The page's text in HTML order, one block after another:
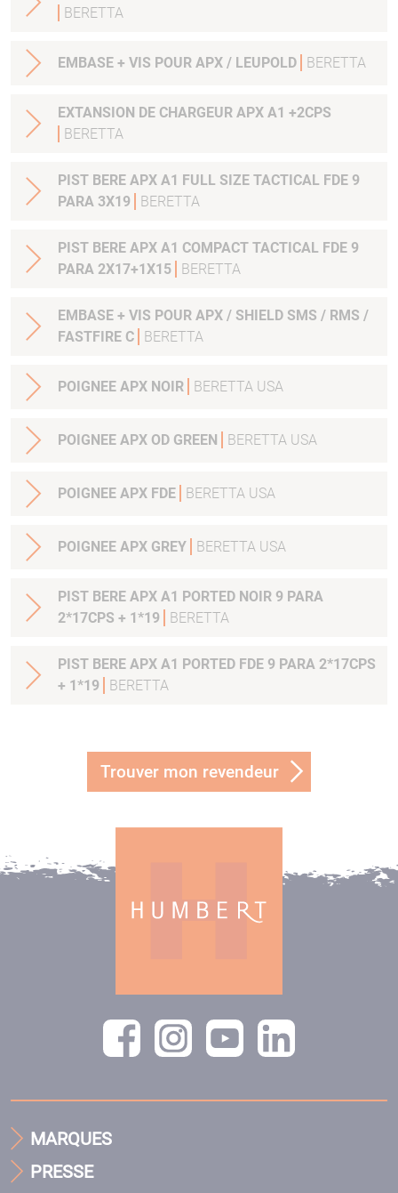
BERETTA
EMBASE + VIS POUR APX / LEUPOLD BERETTA
EXTANSION DE CHARGEUR APX A1 +2CPS
BERETTA
PIST BERE APX A1 FULL SIZE TACTICAL FDE 9
PARA 3X19
BERETTA
PIST BERE APX A1 COMPACT TACTICAL FDE 9
PARA 2X17+1X15
BERETTA
EMBASE + VIS POUR APX / SHIELD SMS / RMS /
FASTFIRE C
BERETTA
POIGNEE APX NOIR BERETTA USA
POIGNEE APX OD GREEN BERETTA USA
POIGNEE APX FDE BERETTA USA
POIGNEE APX GREY BERETTA USA
PIST BERE APX A1 PORTED NOIR 9 PARA
2*17CPS + 1*19
BERETTA
PIST BERE APX A1 PORTED FDE 9 PARA 2*17CPS
+ 1*19
BERETTA
Trouver mon revendeur
MARQUES
PRESSE